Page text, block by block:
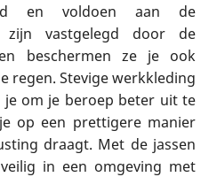
en voldoen aan de
zijn vastgelegd door de
beschermen ze je ook
regen. Stevige werkkleding
om je beroep beter uit te
op een prettigere manier
draagt. Met de jassen
in een omgeving met